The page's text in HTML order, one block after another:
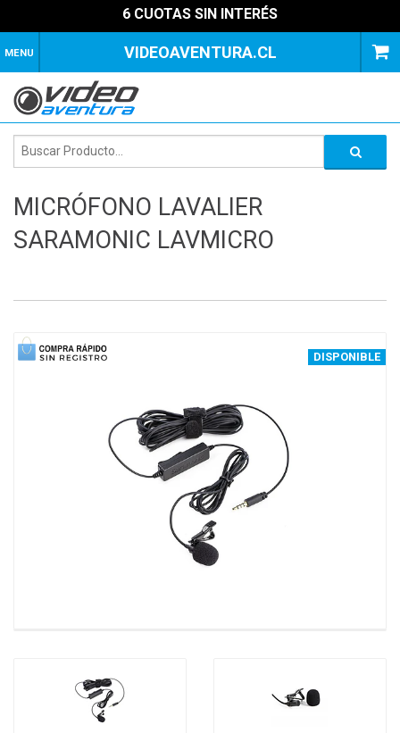
6 CUOTAS SIN INTERÉS
MENU VIDEOAVENTURA.CL
MICRÓFONO LAVALIER
SARAMONIC LAVMICRO
DISPONIBLE
1 of 3